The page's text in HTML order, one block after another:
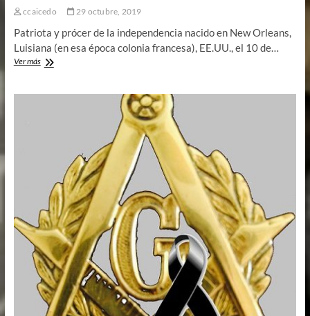
ccaicedo 29 octubre, 2019
Patriota y prócer de la independencia nacido en New Orleans,
Luisiana (en esa época colonia francesa), EE.UU., el 10 de…
Ver másJosé